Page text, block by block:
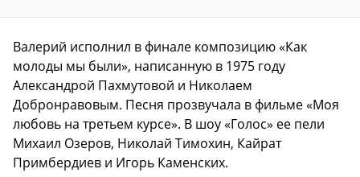
Валерий исполнил в финале композицию «Как
молоды мы были», написанную в 1975 году
Александрой Пахмутовой и Николаем
Добронравовым. Песня прозвучала в фильме «Моя
любовь на третьем курсе». В шоу «Голос» ее пели
Михаил Озеров, Николай Тимохин, Кайрат
Примбердиев и Игорь Каменских.